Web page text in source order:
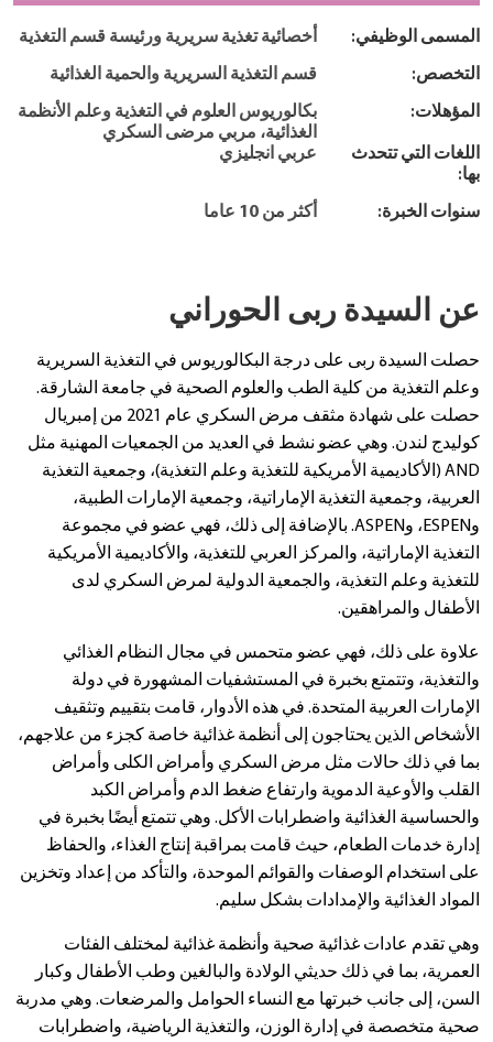
المسمى الوظيفي: أخصائية تغذية سريرية ورئيسة قسم التغذية
التخصص: قسم التغذية السريرية والحمية الغذائية
المؤهلات:
بكالوريوس العلوم في التغذية وعلم الأنظمة
الغذائية، مربي مرضى السكري
اللغات التي تتحدث
بها:
عربي انجليزي
سنوات الخبرة: أكثر من 10 عاما
عن السيدة ربى الحوراني
حصلت السيدة ربى على درجة البكالوريوس في التغذية السريرية
وعلم التغذية من كلية الطب والعلوم الصحية في جامعة الشارقة.
حصلت على شهادة مثقف مرض السكري عام 2021 من إمبريال
كوليدج لندن. وهي عضو نشط في العديد من الجمعيات المهنية مثل
AND (الأكاديمية الأمريكية للتغذية وعلم التغذية)، وجمعية التغذية
العربية، وجمعية التغذية الإماراتية، وجمعية الإمارات الطبية،
وESPEN، وASPEN. بالإضافة إلى ذلك، فهي عضو في مجموعة
التغذية الإماراتية، والمركز العربي للتغذية، والأكاديمية الأمريكية
للتغذية وعلم التغذية، والجمعية الدولية لمرض السكري لدى
الأطفال والمراهقين.
علاوة على ذلك، فهي عضو متحمس في مجال النظام الغذائي
والتغذية، وتتمتع بخبرة في المستشفيات المشهورة في دولة
الإمارات العربية المتحدة. في هذه الأدوار، قامت بتقييم وتثقيف
الأشخاص الذين يحتاجون إلى أنظمة غذائية خاصة كجزء من علاجهم،
بما في ذلك حالات مثل مرض السكري وأمراض الكلى وأمراض
القلب والأوعية الدموية وارتفاع ضغط الدم وأمراض الكبد
والحساسية الغذائية واضطرابات الأكل. وهي تتمتع أيضًا بخبرة في
إدارة خدمات الطعام، حيث قامت بمراقبة إنتاج الغذاء، والحفاظ
على استخدام الوصفات والقوائم الموحدة، والتأكد من إعداد وتخزين
المواد الغذائية والإمدادات بشكل سليم.
وهي تقدم عادات غذائية صحية وأنظمة غذائية لمختلف الفئات
العمرية، بما في ذلك حديثي الولادة والبالغين وطب الأطفال وكبار
السن، إلى جانب خبرتها مع النساء الحوامل والمرضعات. وهي مدربة
صحية متخصصة في إدارة الوزن، والتغذية الرياضية، واضطرابات